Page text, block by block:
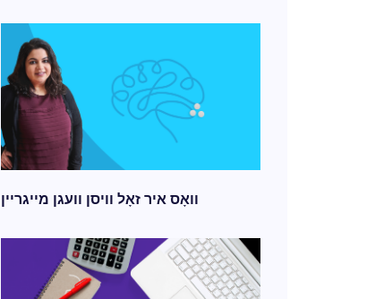
וואָס איר זאָל וויסן וועגן מייגריין